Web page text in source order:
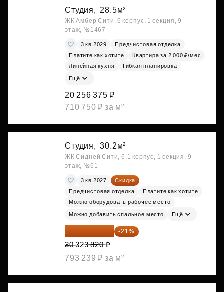
Студия, 28.5м²
ЖК Амбер Сити, 6 корпус, 1 секция, 9
этаж, №1467
3 кв 2029
Предчистовая отделка
Платите как хотите
Квартира за 2 000 ₽/мес
Линейная кухня
Гибкая планировка
Ещё
20 256 375 ₽
710 750 ₽ за м²
Студия, 30.2м²
ЖК Сидней Сити, 6.1 корпус, 1 секция, 9
этаж, №61
3 кв 2027
Скидка
Предчистовая отделка
Платите как хотите
Можно оборудовать рабочее место
Можно добавить спальное место Ещё
23 955 818 ₽ -21%
30 323 820 ₽
793 239 ₽ за м²